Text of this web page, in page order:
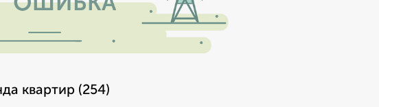
квартир (254)